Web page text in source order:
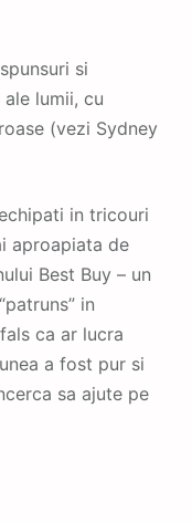
si
lumii, cu
(vezi Sydney
in tricouri
aproapiata de
Best Buy – un
in
ca ar lucra
a fost pur si
sa ajute pe